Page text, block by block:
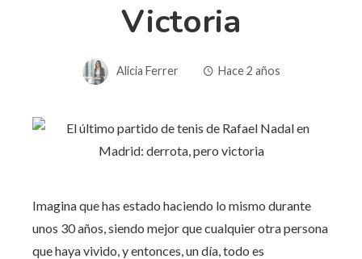
Victoria
Alicia Ferrer Hace 2 años
Imagina que has estado haciendo lo mismo durante
unos 30 años, siendo mejor que cualquier otra persona
que haya vivido, y entonces, un día, todo es